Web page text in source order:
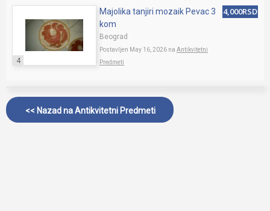
4
Majolika tanjiri mozaik Pevac 3
kom
Beograd
Postavljen May 16, 2026 na Antikvitetni
Predmeti
4,000RSD
<< Nazad naAntikvitetni Predmeti